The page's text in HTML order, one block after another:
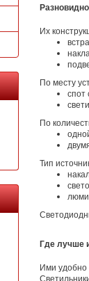
Их
По месту
спот
По
Тип
Где лучше
Ими удобно